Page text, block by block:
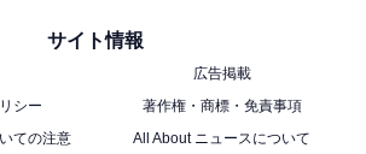
サイト情報
広告掲載
シー
著作権・商標・免責事項
ての注意
All About ニュースについて